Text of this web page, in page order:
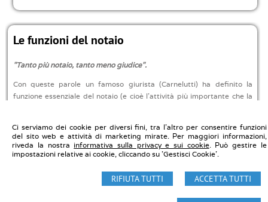
Ci serviamo dei cookie per diversi fini, tra l'altro per consentire funzioni
del sito web e attività di marketing mirate. Per maggiori informazioni,
riveda la nostra informativa sulla privacy e sui cookie. Può gestire le
impostazioni relative ai cookie, cliccando su 'Gestisci Cookie'.
ACCETTA TUTTI
RIFIUTA TUTTI
Le funzioni del notaio
"Tanto più notaio, tanto meno giudice".
Con queste parole un famoso giurista (Carnelutti) ha definito la
funzione essenziale del notaio (e cioè l’attività più importante che la
Via Washington, 88 20146 Milano - Tel. 0283623030